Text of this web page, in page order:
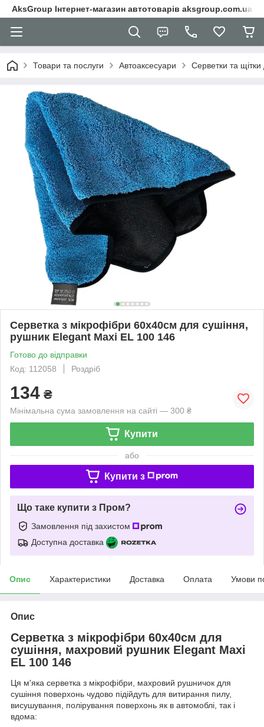
AksGroup Інтернет-магазин автотоварів aksgroup.com.ua
Товари та послуги Автоаксесуари Серветки та
Серветка з мікрофібри 60х40см для сушіння,
рушник Elegant Maxi EL 100 146
Готово до відправки
Код: 112058
Роздріб
134 ₴
Мінімальна сума замовлення на сайті — 300 ₴
Купити
або
Купити з
Що таке купити з Пром?
Замовлення під захистом
Доступна доставка
Опис Характеристики Доставка Оплата Умови
Опис
Серветка з мікрофібри 60х40см для
сушіння, махровий рушник Elegant Maxi
EL 100 146
Ця м'яка серветка з мікрофібри, махровий рушничок для
сушіння поверхонь чудово підійдуть для витирання пилу,
висушування, полірування поверхонь як в автомоблі, так і
вдома: